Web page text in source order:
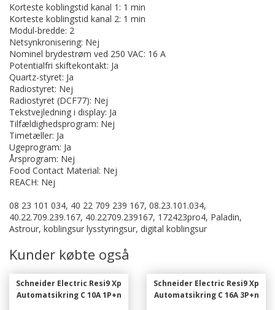
Korteste koblingstid kanal 1: 1 min
Korteste koblingstid kanal 2: 1 min
Modul-bredde: 2
Netsynkronisering: Nej
Nominel brydestrøm ved 250 VAC: 16 A
Potentialfri skiftekontakt: Ja
Quartz-styret: Ja
Radiostyret: Nej
Radiostyret (DCF77): Nej
Tekstvejledning i display: Ja
Tilfældighedsprogram: Nej
Timetæller: Ja
Ugeprogram: Ja
Årsprogram: Nej
Food Contact Material: Nej
REACH: Nej
08 23 101 034, 40 22 709 239 167, 08.23.101.034,
40.22.709.239.167, 40.22709.239167, 172423pro4, Paladin,
Astrour, koblingsur lysstyringsur, digital koblingsur
Kunder købte også
Schneider Electric Resi9 Xp
Automatsikring C 10A 1P+n
Schneider Electric Resi9 Xp
Automatsikring C 16A 3P+n